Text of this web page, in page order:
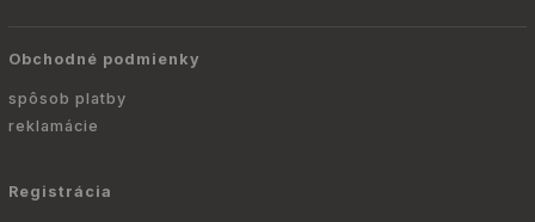
Obchodné podmienky
spôsob platby
reklamácie
Registrácia